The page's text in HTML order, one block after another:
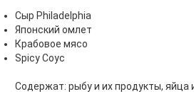
Сыр Philadelphia
Японский омлет
Крабовое мясо
Spicy Соус
Содержат: рыбу и их продукты, яйца